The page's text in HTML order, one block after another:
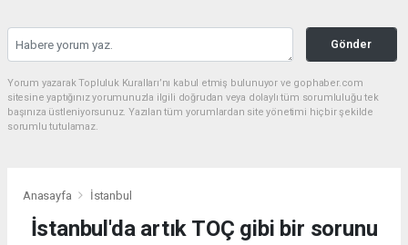
Gönder
Yorum yazarak Topluluk Kuralları’nı kabul etmiş bulunuyor ve gophaber.com
sitesine yaptığınız yorumunuzla ilgili doğrudan veya dolaylı tüm sorumluluğu tek
başınıza üstleniyorsunuz. Yazılan tüm yorumlardan site yönetimi hiçbir şekilde
sorumlu tutulamaz.
Anasayfa İstanbul
İstanbul'da artık TOÇ gibi bir sorunu